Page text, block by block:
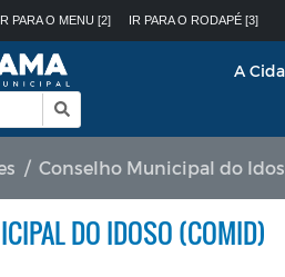
IR PARA O MENU [2] IR PARA O RODAPÉ [3]
A
Conselho Municipal do
DO IDOSO (COMID)